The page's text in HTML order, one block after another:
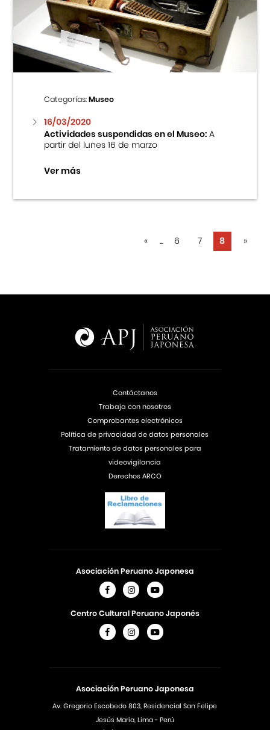
Categorías:Museo
16/03/2020
Actividades suspendidas en el Museo:A
partir del lunes 16 de marzo
Ver más
« ... 6 7 8 »
Asociación Peruano Japonesa
Av. Gregorio Escobedo 803, Residencial San Felipe
Jesús Maria, Lima - Perú
Asociación Peruano Japonesa
Centro Cultural Peruano Japonés
Contáctanos
Trabaja con nosotros
Comprobantes electrónicos
Política de privacidad de datos personales
Tratamiento de datos personales para
videovigilancia
Derechos ARCO